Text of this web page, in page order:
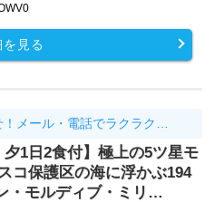
を見る
メール・電話でラクラク…
夕1日2食付】極上の5ツ星モ
コ保護区の海に浮かぶ194
・モルディブ・ミリ…